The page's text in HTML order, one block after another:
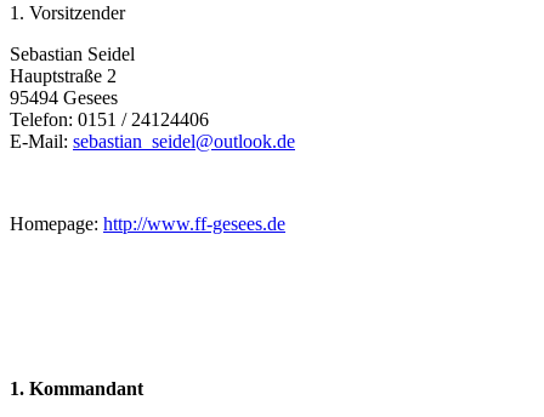
1. Vorsitzender
Sebastian Seidel
Hauptstraße 2
95494 Gesees
Telefon: 0151 / 24124406
E-Mail: sebastian_seidel@outlook.de
Homepage: http://www.ff-gesees.de
1. Kommandant